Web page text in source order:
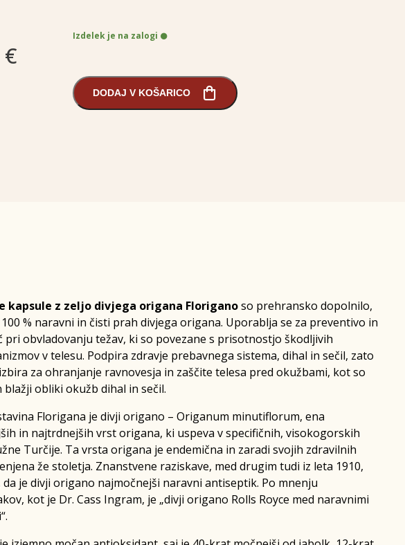
Izdelek je na zalogi
DODAJ V KOŠARICO
kapsule z zeljo divjega origana Floriganoso prehransko dopolnilo,
% naravni in čisti prah divjega origana. Uporablja se za preventivo in
pri obvladovanju težav, ki so povezane s prisotnostjo škodljivih
v telesu. Podpira zdravje prebavnega sistema, dihal in sečil, zato
za ohranjanje ravnovesja in zaščite telesa pred okužbami, kot so
blažji obliki okužb dihal in sečil.
Florigana je divji origano – Origanum minutiflorum, ena
in najtrdnejših vrst origana, ki uspeva v specifičnih, visokogorskih
Turčije. Ta vrsta origana je endemična in zaradi svojih zdravilnih
že stoletja. Znanstvene raziskave, med drugim tudi iz leta 1910,
je divji origano najmočnejši naravni antiseptik. Po mnenju
kot je Dr. Cass Ingram, je „divji origano Rolls Royce med naravnimi